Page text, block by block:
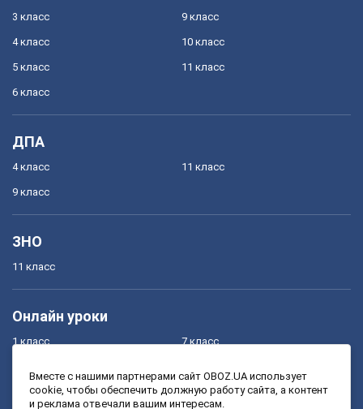
3 класс
4 класс
5 класс
6 класс
9 класс
10 класс
11 класс
ДПА
4 класс
9 класс
11 класс
ЗНО
11 класс
Онлайн уроки
1 класс
3 класс
7 класс
9 класс
Вместе с нашими партнерами сайт OBOZ.UA использует
cookie, чтобы обеспечить должную работу сайта, а контент
и реклама отвечали вашим интересам.